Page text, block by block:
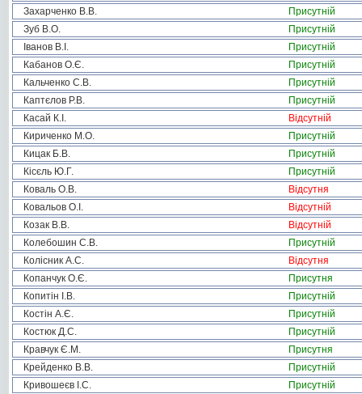
Захарченко В.В.
Присутній
Зуб В.О.
Присутній
Іванов В.І.
Присутній
Кабанов О.Є.
Присутній
Кальченко С.В.
Присутній
Каптєлов Р.В.
Присутній
Касай К.І.
Відсутній
Кириченко М.О.
Присутній
Кицак Б.В.
Присутній
Кісєль Ю.Г.
Присутній
Коваль О.В.
Відсутня
Ковальов О.І.
Відсутній
Козак В.В.
Відсутній
Колебошин С.В.
Присутній
Колісник А.С.
Відсутня
Копанчук О.Є.
Присутня
Копитін І.В.
Присутній
Костін А.Є.
Присутній
Костюк Д.С.
Присутній
Кравчук Є.М.
Присутня
Крейденко В.В.
Присутній
Кривошеєв І.С.
Присутній